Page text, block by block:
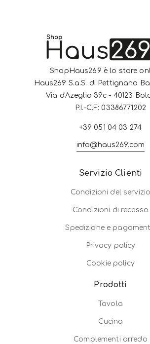
ShopHaus269 è lo store
Haus269 S.a.S. di Pettignano
Via d'Azeglio 39c - 40123
P.I.-C.F: 03386771202
+39 051 04 03 274
info@haus269.com
Servizio Clienti
Condizioni del servizio
Condizioni di recesso
Spedizione e
Privacy policy
Cookie policy
Prodotti
Tavola
Cucina
Complementi arredo